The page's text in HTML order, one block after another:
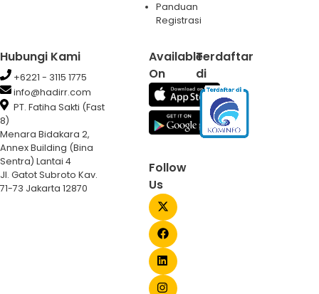
Panduan
Registrasi
Hubungi Kami
+6221 - 3115 1775
info@hadirr.com
PT. Fatiha Sakti (Fast
8)
Menara Bidakara 2,
Annex Building (Bina
Sentra) Lantai 4
Jl. Gatot Subroto Kav.
71-73 Jakarta 12870
Available
On
Follow
Us
Terdaftar
di